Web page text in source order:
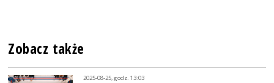
Zobacz także
2025-08-25, godz. 13:03